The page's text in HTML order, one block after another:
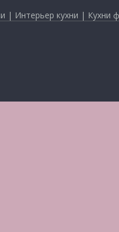
| Интерьер кухни | Кухни